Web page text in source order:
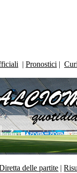
| Pronostici |
delle partite |